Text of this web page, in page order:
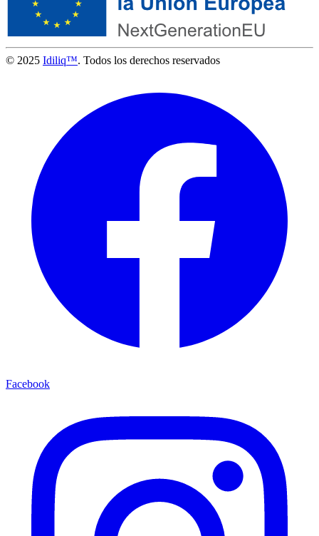
© 2025 Idiliq™. Todos los derechos reservados
Facebook